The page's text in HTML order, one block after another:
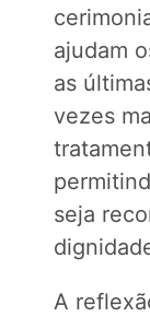
ajudam
as
vezes
seja
A